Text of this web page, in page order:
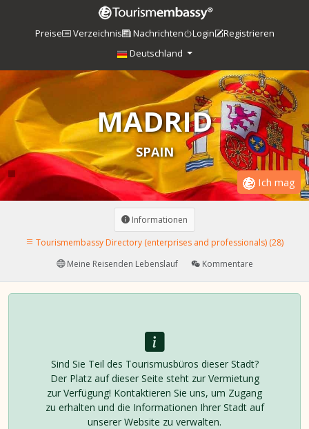
Preise Verzeichnis Nachrichten Login
Registrieren
Deutschland
MADRID
SPAIN
Ich mag
Informationen
Tourismembassy Directory (enterprises and professionals) (28)
Meine Reisenden Lebenslauf
Kommentare
Sind Sie Teil des Tourismusbüros dieser Stadt?
Der Platz auf dieser Seite steht zur Vermietung
zur Verfügung! Kontaktieren Sie uns, um Zugang
zu erhalten und die Informationen Ihrer Stadt auf
unserer Website zu verwalten.